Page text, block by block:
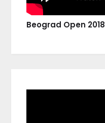
Beograd Open 2018